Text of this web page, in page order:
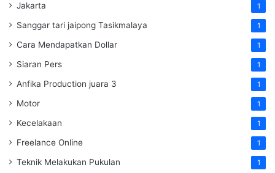
Jakarta 1
Sanggar tari jaipong Tasikmalaya 1
Cara Mendapatkan Dollar 1
Siaran Pers 1
Anfika Production juara 3 1
Motor 1
Kecelakaan 1
Freelance Online 1
Teknik Melakukan Pukulan 1